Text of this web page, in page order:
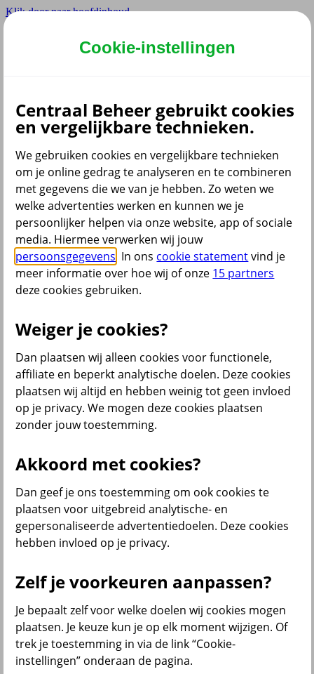
Klik door naar hoofdinhoud
Hoofdmenu navigatie
Adviseur
Partner
Dyslexie lettertype
Aan / Uit
Cookies aanpassen
CoBrowsing
Start
Menu
Producten
Situaties Klantenservice
Sparen
Pensioen en lijfrente
Cookie-instellingen
Centraal Beheer gebruikt cookies
en vergelijkbare technieken.
We gebruiken cookies en vergelijkbare technieken
om je online gedrag te analyseren en te combineren
met gegevens die we van je hebben. Zo weten we
welke advertenties werken en kunnen we je
persoonlijker helpen via onze website, app of sociale
media. Hiermee verwerken wij jouw
persoonsgegevens . In ons cookie statementvind je
meer informatie over hoe wij of onze 15 partners
deze cookies gebruiken.
Weiger je cookies?
Dan plaatsen wij alleen cookies voor functionele,
affiliate en beperkt analytische doelen. Deze cookies
plaatsen wij altijd en hebben weinig tot geen invloed
op je privacy. We mogen deze cookies plaatsen
zonder jouw toestemming.
Akkoord met cookies?
Dan geef je ons toestemming om ook cookies te
plaatsen voor uitgebreid analytische- en
gepersonaliseerde advertentiedoelen. Deze cookies
hebben invloed op je privacy.
Zelf je voorkeuren aanpassen?
Je bepaalt zelf voor welke doelen wij cookies mogen
plaatsen. Je keuze kun je op elk moment wijzigen. Of
trek je toestemming in via de link “Cookie-
instellingen” onderaan de pagina.